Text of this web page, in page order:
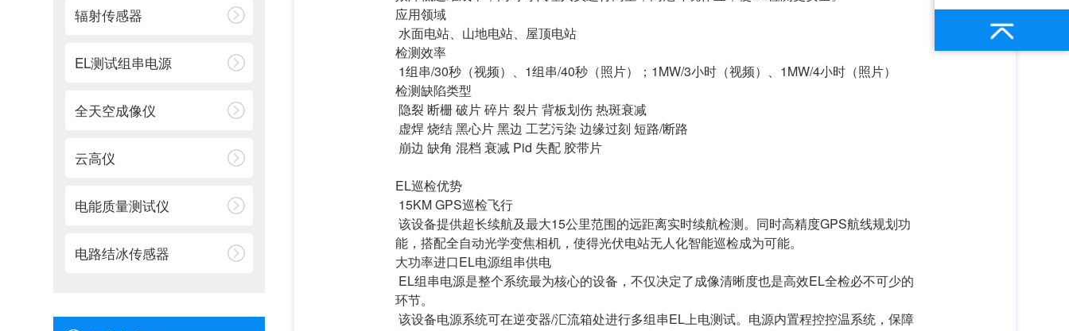
辐射传感器
EL测试组串电源
全天空成像仪
云高仪
电能质量测试仪
电路结冰传感器
应用领域
⽔⾯电站、⼭地电站、屋顶电站
检测效率
1组串/30秒（视频）、1组串/40秒（照⽚）；1MW/3⼩时（视频）、1MW/4⼩时（照⽚）
检测缺陷类型
隐裂 断栅 破⽚ 碎⽚ 裂⽚ 背板划伤 热斑衰减
虚焊 烧结 ⿊⼼⽚ ⿊边 ⼯艺污染 边缘过刻 短路/断路
崩边 缺⾓ 混档 衰减 Pid 失配 胶带⽚
EL巡检优势
15KM GPS巡检飞⾏
该设备提供超长续航及最⼤15公⾥范围的远距离实时续航检测。同时⾼精度GPS航线规划功
能，搭配全⾃动光学变焦相机，使得光伏电站⽆⼈化智能巡检成为可能。
⼤功率进口EL电源组串供电
EL组串电源是整个系统最为核⼼的设备，不仅决定了成像清晰度也是⾼效EL全检必不可少的
环节。
该设备电源系统可在逆变器/汇流箱处进⾏多组串EL上电测试。电源内置程控控温系统，保障